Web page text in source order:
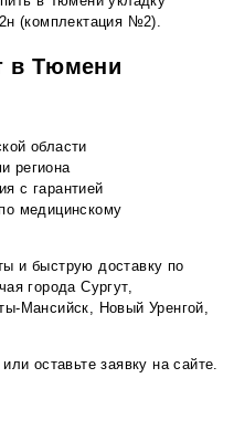
(комплектация №2).
в Тюмени
области
региона
с гарантией
медицинскому
и быструю доставку по
города Сургут,
Мансийск, Новый Уренгой,
оставьте заявку на сайте.